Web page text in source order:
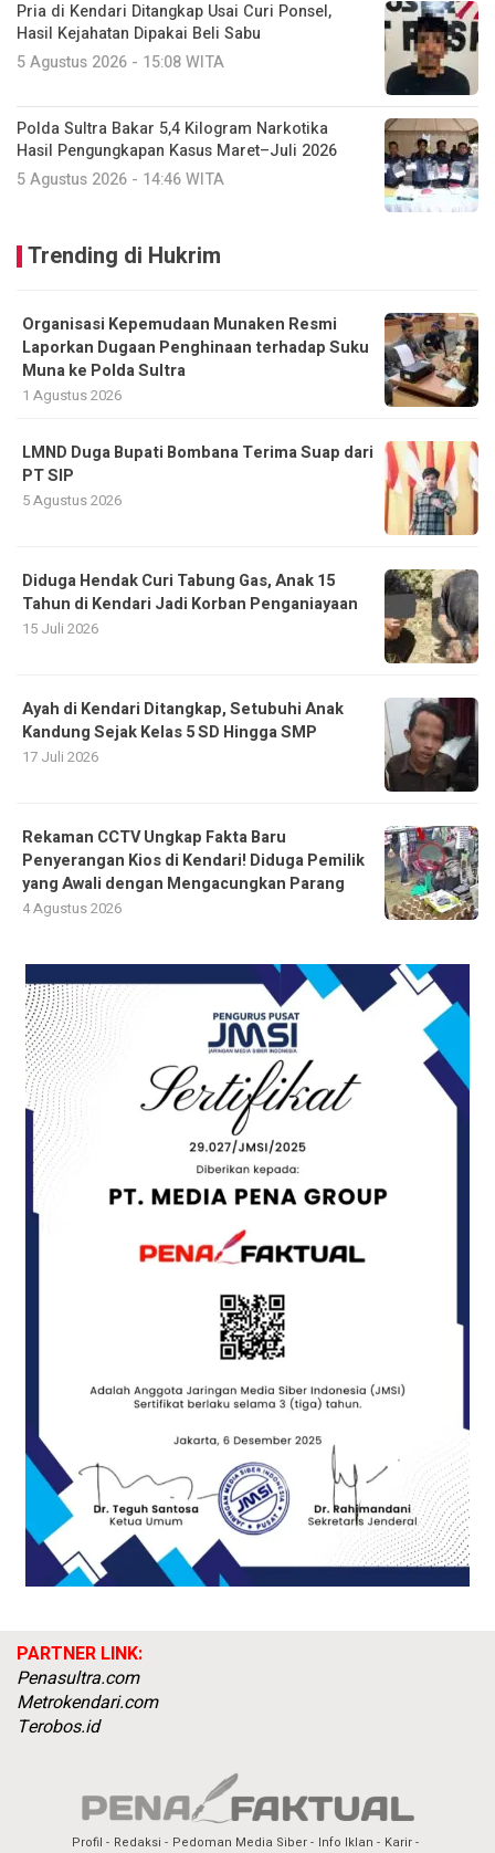
Pria di Kendari Ditangkap Usai Curi Ponsel,
Hasil Kejahatan Dipakai Beli Sabu
5 Agustus 2026 - 15:08 WITA
Polda Sultra Bakar 5,4 Kilogram Narkotika
Hasil Pengungkapan Kasus Maret–Juli 2026
5 Agustus 2026 - 14:46 WITA
Trending di Hukrim
Organisasi Kepemudaan Munaken Resmi
Laporkan Dugaan Penghinaan terhadap Suku
Muna ke Polda Sultra
1 Agustus 2026
LMND Duga Bupati Bombana Terima Suap dari
PT SIP
5 Agustus 2026
Diduga Hendak Curi Tabung Gas, Anak 15
Tahun di Kendari Jadi Korban Penganiayaan
15 Juli 2026
Ayah di Kendari Ditangkap, Setubuhi Anak
Kandung Sejak Kelas 5 SD Hingga SMP
17 Juli 2026
Rekaman CCTV Ungkap Fakta Baru
Penyerangan Kios di Kendari! Diduga Pemilik
yang Awali dengan Mengacungkan Parang
4 Agustus 2026
PARTNER LINK:
Penasultra.com
Metrokendari.com
Terobos.id
Profil Redaksi Pedoman Media Siber Info Iklan Karir